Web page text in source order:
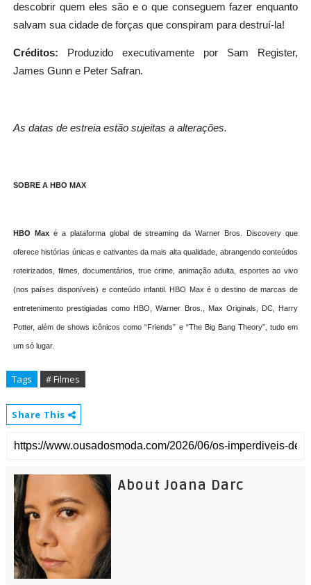
descobrir quem eles são e o que conseguem fazer enquanto
salvam sua cidade de forças que conspiram para destruí-la!
Créditos: Produzido executivamente por Sam Register,
James Gunn e Peter Safran.
As datas de estreia estão sujeitas a alterações.
SOBRE A HBO MAX
HBO Maxé a plataforma global de streaming da Warner Bros. Discovery que
oferece histórias únicas e cativantes da mais alta qualidade, abrangendo conteúdos
roteirizados, filmes, documentários, true crime, animação adulta, esportes ao vivo
(nos países disponíveis) e conteúdo infantil. HBO Max é o destino de marcas de
entretenimento prestigiadas como HBO, Warner Bros., Max Originals, DC, Harry
Potter, além de shows icônicos como “Friends” e “The Big Bang Theory”, tudo em
um só lugar.
Tags # Filmes
Share This
About Joana Darc